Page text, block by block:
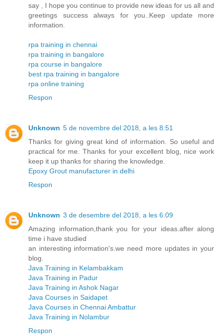
say , I hope you continue to provide new ideas for us all and
greetings success always for you..Keep update more
information.
rpa training in chennai
rpa training in bangalore
rpa course in bangalore
best rpa training in bangalore
rpa online training
Respon
Unknown 5 de novembre del 2018, a les 8:51
Thanks for giving great kind of information. So useful and
practical for me. Thanks for your excellent blog, nice work
keep it up thanks for sharing the knowledge.
Epoxy Grout manufacturer in delhi
Respon
Unknown 3 de desembre del 2018, a les 6:09
Amazing information,thank you for your ideas.after along
time i have studied
an interesting information's.we need more updates in your
blog.
Java Training in Kelambakkam
Java Training in Padur
Java Training in Ashok Nagar
Java Courses in Saidapet
Java Courses in Chennai Ambattur
Java Training in Nolambur
Respon